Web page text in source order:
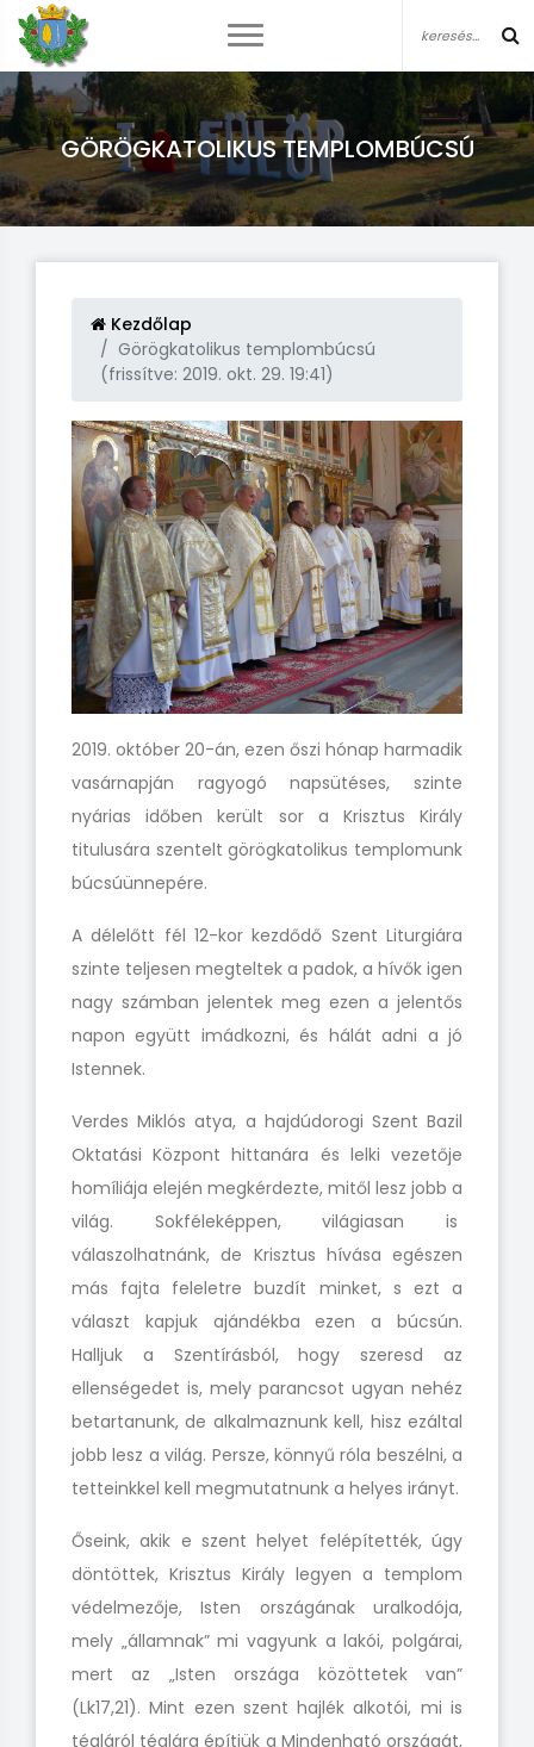
GÖRÖGKATOLIKUS TEMPLOMBÚCSÚ
Kezdőlap
Görögkatolikus templombúcsú
(frissítve: 2019. okt. 29. 19:41)
2019. október 20-án, ezen őszi hónap harmadik
vasárnapján ragyogó napsütéses, szinte
nyárias időben került sor a Krisztus Király
titulusára szentelt görögkatolikus templomunk
búcsúünnepére.
A délelőtt fél 12-kor kezdődő Szent Liturgiára
szinte teljesen megteltek a padok, a hívők igen
nagy számban jelentek meg ezen a jelentős
napon együtt imádkozni, és hálát adni a jó
Istennek.
Verdes Miklós atya, a hajdúdorogi Szent Bazil
Oktatási Központ hittanára és lelki vezetője
homíliája elején megkérdezte, mitől lesz jobb a
világ. Sokféleképpen, világiasan is
válaszolhatnánk, de Krisztus hívása egészen
más fajta feleletre buzdít minket, s ezt a
választ kapjuk ajándékba ezen a búcsún.
Halljuk a Szentírásból, hogy szeresd az
ellenségedet is, mely parancsot ugyan nehéz
betartanunk, de alkalmaznunk kell, hisz ezáltal
jobb lesz a világ. Persze, könnyű róla beszélni, a
tetteinkkel kell megmutatnunk a helyes irányt.
Őseink, akik e szent helyet felépítették, úgy
döntöttek, Krisztus Király legyen a templom
védelmezője, Isten országának uralkodója,
mely „államnak” mi vagyunk a lakói, polgárai,
mert az „Isten országa közöttetek van”
(Lk17,21). Mint ezen szent hajlék alkotói, mi is
tégláról téglára építjük a Mindenható országát,